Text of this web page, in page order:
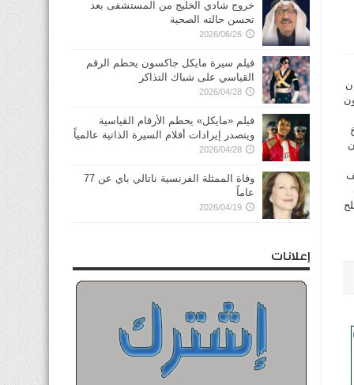
خروج شادي الخليج من المستشفى بعد
تحسن حالته الصحية
2026/06/26
فيلم سيرة مايكل جاكسون يحطم الرقم
القياسي على شباك التذاكر
2026/04/28
فيلم «مايكل» يحطم الأرقام القياسية
ويتصدر إيرادات أفلام السيرة الذاتية عالمياً
2026/04/28
وفاة الممثلة الفرنسية ناتالي باي عن 77
عاماً
2026/04/19
إعلانات